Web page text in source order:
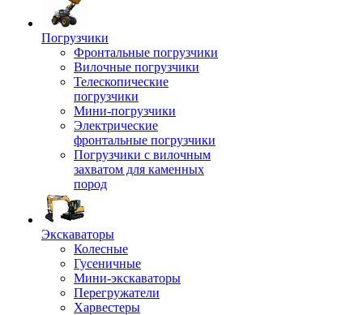
Погрузчики
Фронтальные погрузчики
Вилочные погрузчики
Телескопические
погрузчики
Мини-погрузчики
Электрические
фронтальные погрузчики
Погрузчики с вилочным
захватом для каменных
пород
Экскаваторы
Колесные
Гусеничные
Мини-экскаваторы
Перегружатели
Харвестеры